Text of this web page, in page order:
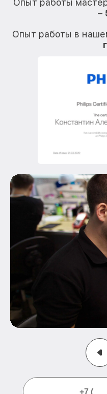
Опыт работы
–
Опыт работы в